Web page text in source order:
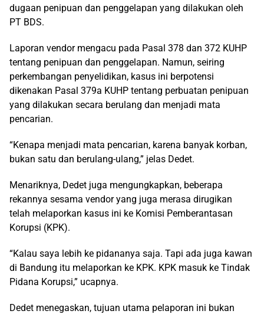
dugaan penipuan dan penggelapan yang dilakukan oleh
PT BDS.
Laporan vendor mengacu pada Pasal 378 dan 372 KUHP
tentang penipuan dan penggelapan. Namun, seiring
perkembangan penyelidikan, kasus ini berpotensi
dikenakan Pasal 379a KUHP tentang perbuatan penipuan
yang dilakukan secara berulang dan menjadi mata
pencarian.
“Kenapa menjadi mata pencarian, karena banyak korban,
bukan satu dan berulang-ulang,” jelas Dedet.
Menariknya, Dedet juga mengungkapkan, beberapa
rekannya sesama vendor yang juga merasa dirugikan
telah melaporkan kasus ini ke Komisi Pemberantasan
Korupsi (KPK).
“Kalau saya lebih ke pidananya saja. Tapi ada juga kawan
di Bandung itu melaporkan ke KPK. KPK masuk ke Tindak
Pidana Korupsi,” ucapnya.
Dedet menegaskan, tujuan utama pelaporan ini bukan